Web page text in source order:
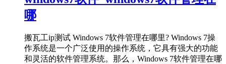
哪
搬瓦工ip测试 Windows 7软件管理在哪里? Windows 7操
作系统是一个广泛使用的操作系统，它具有强大的功能
和灵活的软件管理系统。那么，Windows 7软件管理在哪